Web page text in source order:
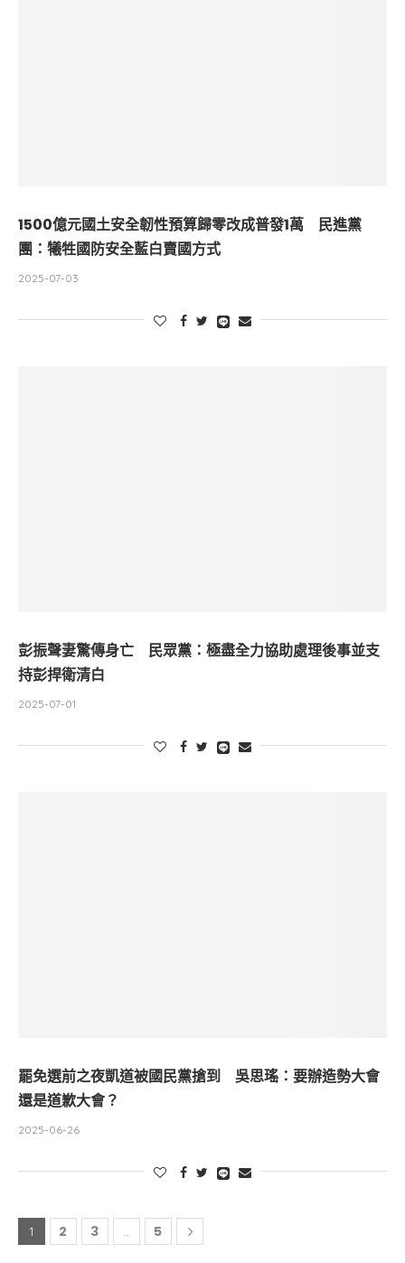
1500億元國土安全韌性預算歸零改成普發1萬 民進黨
團：犧牲國防安全藍白賣國方式
2025-07-03
彭振聲妻驚傳身亡 民眾黨：極盡全力協助處理後事並支
持彭捍衛清白
2025-07-01
罷免選前之夜凱道被國民黨搶到 吳思瑤：要辦造勢大會
還是道歉大會？
2025-06-26
1 2 3 ... 5